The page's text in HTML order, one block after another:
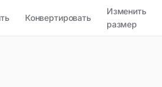
Конвертировать
Изменить
размер